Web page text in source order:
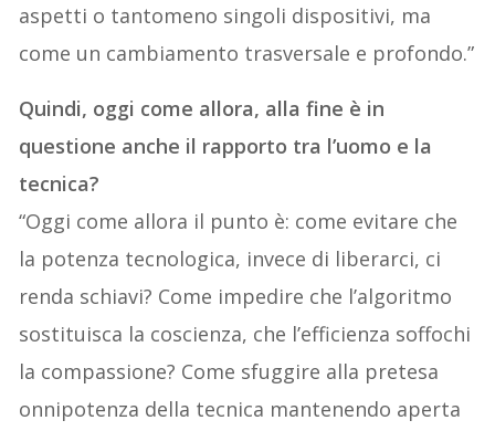
aspetti o tantomeno singoli dispositivi, ma
come un cambiamento trasversale e profondo.”
Quindi, oggi come allora, alla fine è in
questione anche il rapporto tra l’uomo e la
tecnica?
“Oggi come allora il punto è: come evitare che
la potenza tecnologica, invece di liberarci, ci
renda schiavi? Come impedire che l’algoritmo
sostituisca la coscienza, che l’efficienza soffochi
la compassione? Come sfuggire alla pretesa
onnipotenza della tecnica mantenendo aperta